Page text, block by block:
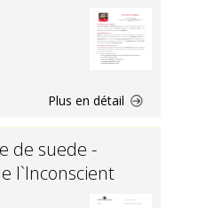
Plus en détail
de suede -
l`Inconscient